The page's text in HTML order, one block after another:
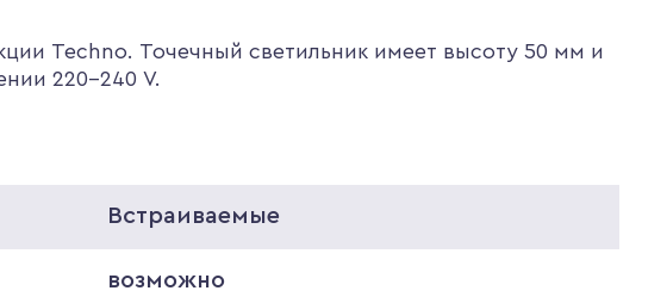
Techno. Точечный светильник имеет высоту 50 мм и
220-240 V.
Встраиваемые
возможно